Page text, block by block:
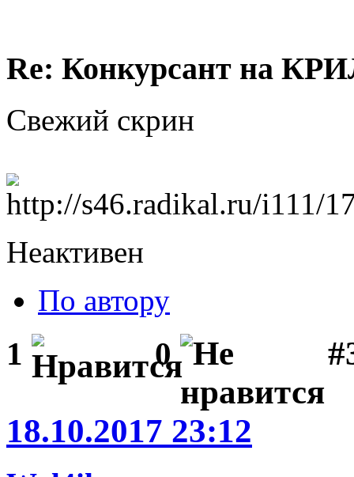
Re: Конкурсант на
Свежий скрин
Неактивен
По автору
1 0
18.10.2017 23:12